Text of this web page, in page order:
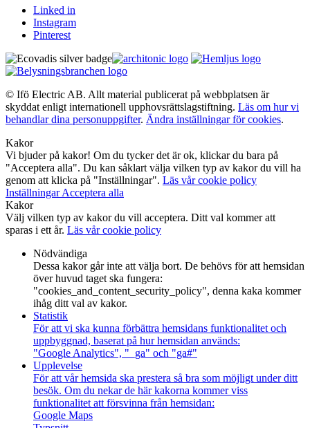
Linked in
Instagram
Pinterest
© Ifö Electric AB. Allt material publicerat på webbplatsen är
skyddat enligt internationell upphovsrättslagstiftning. Läs om hur vi
behandlar dina personuppgifter. Ändra inställningar för cookies.
Kakor
Vi bjuder på kakor! Om du tycker det är ok, klickar du bara på
"Acceptera alla". Du kan såklart välja vilken typ av kakor du vill ha
genom att klicka på "Inställningar". Läs vår cookie policy
InställningarAcceptera alla
Kakor
Välj vilken typ av kakor du vill acceptera. Ditt val kommer att
sparas i ett år. Läs vår cookie policy
Nödvändiga
Dessa kakor går inte att välja bort. De behövs för att hemsidan
över huvud taget ska fungera:
"cookies_and_content_security_policy", denna kaka kommer
ihåg ditt val av kakor.
Statistik
För att vi ska kunna förbättra hemsidans funktionalitet och
uppbyggnad, baserat på hur hemsidan används:
"Google Analytics", "_ga" och "ga#"
Upplevelse
För att vår hemsida ska prestera så bra som möjligt under ditt
besök. Om du nekar de här kakorna kommer viss
funktionalitet att försvinna från hemsidan:
Google Maps